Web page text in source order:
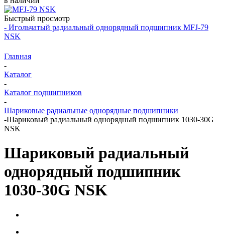
Быстрый просмотр
- Игольчатый радиальный однорядный подшипник MFJ-79
NSK
Главная
-
Каталог
-
Каталог подшипников
-
Шариковые радиальные однорядные подшипники
-Шариковый радиальный однорядный подшипник 1030-30G
NSK
Шариковый радиальный
однорядный подшипник
1030-30G NSK